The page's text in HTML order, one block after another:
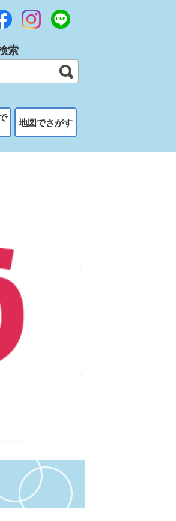
索
地図でさがす